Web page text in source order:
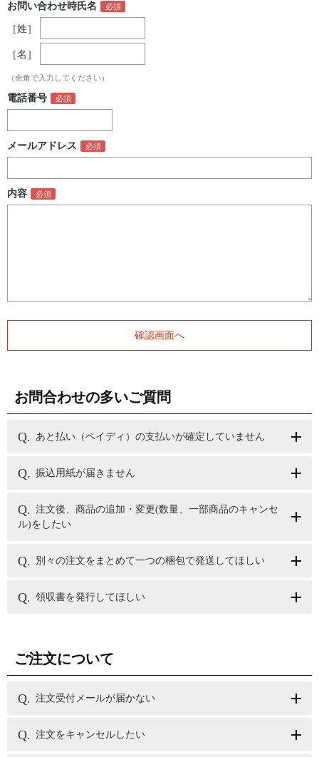
お問い合わせ時氏名
［姓］
［名］
（全角で入力してください）
電話番号
メールアドレス
内容
お問合わせの多いご質問
あと払い（ペイディ）の支払いが確定していません
振込用紙が届きません
注文後、商品の追加・変更(数量、一部商品のキャンセ
ル)をしたい
別々の注文をまとめて一つの梱包で発送してほしい
領収書を発行してほしい
ご注文について
注文受付メールが届かない
注文をキャンセルしたい